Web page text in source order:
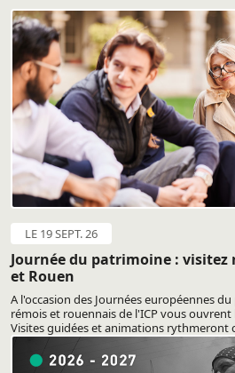
LE 19 SEPT. 26
Journée du patrimoine : visitez
et Rouen
A l'occasion des Journées européennes
rémois et rouennais de l'ICP vous
Visites guidées et animations rythmeront